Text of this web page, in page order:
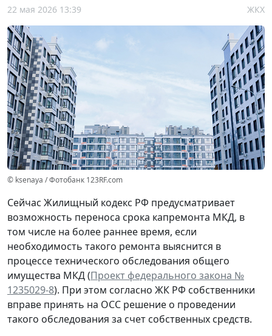
22 мая 2026 13:39 ЖКХ
© ksenaya / Фотобанк 123RF.com
Сейчас Жилищный кодекс РФ предусматривает
возможность переноса срока капремонта МКД, в
том числе на более раннее время, если
необходимость такого ремонта выяснится в
процессе технического обследования общего
имущества МКД (Проект федерального закона №
1235029-8). При этом согласно ЖК РФ собственники
вправе принять на ОСС решение о проведении
такого обследования за счет собственных средств.